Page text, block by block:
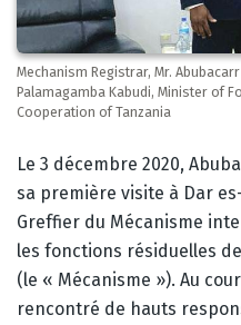
Mechanism Registrar, Mr.
Palamagamba Kabudi, Minister of
Cooperation of Tanzania
Corps
Le 3 décembre 2020,
sa première visite à Dar
Greffier du Mécanisme
les fonctions résiduelles
(le « Mécanisme »). Au
rencontré de hauts